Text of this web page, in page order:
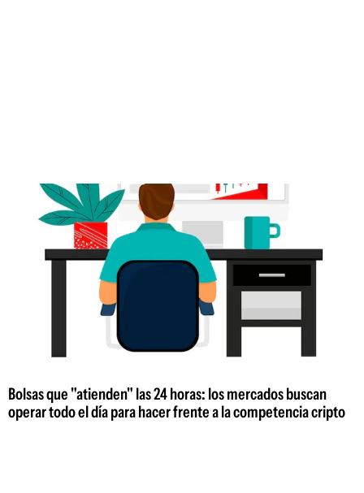
Bolsas que "atienden" las 24 horas: los mercados buscan
operar todo el día para hacer frente a la competencia cripto